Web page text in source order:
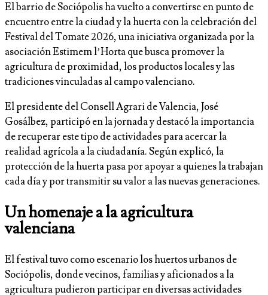
El barrio de Sociópolis ha vuelto a convertirse en punto de
encuentro entre la ciudad y la huerta con la celebración del
Festival del Tomate 2026, una iniciativa organizada por la
asociación Estimem l’Horta que busca promover la
agricultura de proximidad, los productos locales y las
tradiciones vinculadas al campo valenciano.
El presidente del Consell Agrari de Valencia, José
Gosálbez, participó en la jornada y destacó la importancia
de recuperar este tipo de actividades para acercar la
realidad agrícola a la ciudadanía. Según explicó, la
protección de la huerta pasa por apoyar a quienes la trabajan
cada día y por transmitir su valor a las nuevas generaciones.
Un homenaje a la agricultura
valenciana
El festival tuvo como escenario los huertos urbanos de
Sociópolis, donde vecinos, familias y aficionados a la
agricultura pudieron participar en diversas actividades